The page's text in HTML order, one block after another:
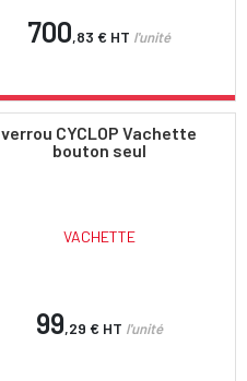
700,83 € HT l'unité
verrou CYCLOP Vachette
bouton seul
VACHETTE
99,29 € HT l'unité